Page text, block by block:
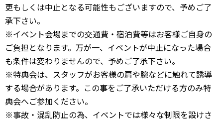
更もしくは中止となる可能性もございますので、予めご了
承下さい。
※イベント会場までの交通費・宿泊費等はお客様ご自身の
ご負担となります。万が一、イベントが中止になった場合
も条件は変わりませんので、予めご了承下さい。
※特典会は、スタッフがお客様の肩や腕などに触れて誘導
する場合があります。この事をご了承いただける方のみ特
典会へご参加ください。
※事故・混乱防止の為、イベントでは様々な制限を設けさ